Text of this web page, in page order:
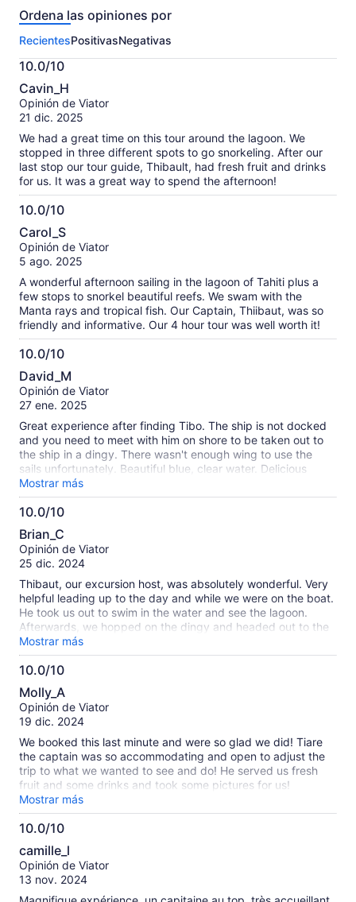
opiniones
esta
actividad.
Más
información
sobre
nuestras
verificadas
Ordena las opiniones por
RecientesPositivasNegativas
10.0/10
10.0
de
10
Cavin_H
Opinión de Viator
21 dic. 2025
We had a great time on this tour around the lagoon. We
stopped in three different spots to go snorkeling. After our
last stop our tour guide, Thibault, had fresh fruit and drinks
for us. It was a great way to spend the afternoon!
10.0/10
10.0
de
10
Carol_S
Opinión de Viator
5 ago. 2025
A wonderful afternoon sailing in the lagoon of Tahiti plus a
few stops to snorkel beautiful reefs. We swam with the
Manta rays and tropical fish. Our Captain, Thiibaut, was so
friendly and informative. Our 4 hour tour was well worth it!
10.0/10
10.0
de
10
David_M
Opinión de Viator
27 ene. 2025
Great experience after finding Tibo. The ship is not docked
and you need to meet with him on shore to be taken out to
the ship in a dingy. There wasn't enough wing to use the
sails unfortunately. Beautiful blue, clear water. Delicious
snacks provided and good conversation.
Mostrar más
10.0/10
10.0
de
10
Brian_C
Opinión de Viator
25 dic. 2024
Thibaut, our excursion host, was absolutely wonderful. Very
helpful leading up to the day and while we were on the boat.
He took us out to swim in the water and see the lagoon.
Afterwards, we hopped on the dingy and headed out to the
reef for some wonderful snorkeling. We got to see tons of
beautiful colorful fish and a wide variety of vibrant coral. It
was literally just my wife and I on the boat and in the water,
around either, which made the entire day/experience totally
wonderful. We also enjoyed fresh fruits and a perfectly
simple cocktail of rum and fruit juice. I have never tasted
bananas or pomegranates so sweet and delectable. We
ended with sailing around the lagoon, taking in the gorgeous
views, perfect weather, and pristine waters before heading
back in. I highly recommend booking this excursion for those
who love a local touch.
Mostrar más
10.0/10
10.0
de
10
Molly_A
Opinión de Viator
19 dic. 2024
We booked this last minute and were so glad we did! Tiare
the captain was so accommodating and open to adjust the
trip to what we wanted to see and do! He served us fresh
fruit and some drinks and took some pictures for us!
Snorkeling was awesome and the boat was super cool to sail
on! Highly recommend this trip!
Mostrar más
10.0/10
de
10
camille_l
Opinión de Viator
13 nov. 2024